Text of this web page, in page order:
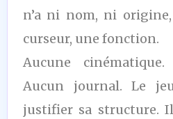
n’a ni nom, ni
curseur, une fonction.
Aucune
Aucun journal. Le
justifier sa structure. Il